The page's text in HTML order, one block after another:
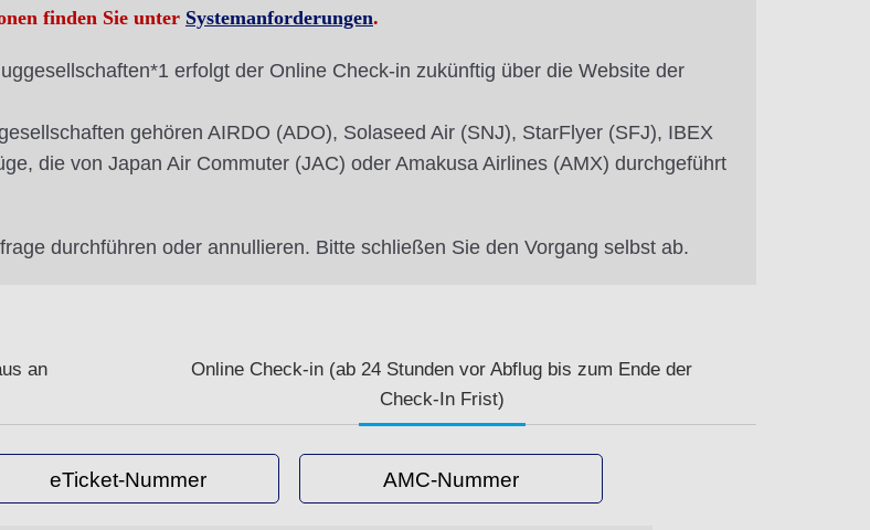
finden Sie unter Systemanforderungen.
erfolgt der Online Check-in zukünftig über die Website der
gehören AIRDO (ADO), Solaseed Air (SNJ), StarFlyer (SFJ), IBEX
die von Japan Air Commuter (JAC) oder Amakusa Airlines (AMX) durchgeführt
durchführen oder annullieren. Bitte schließen Sie den Vorgang selbst ab.
an
Online Check-in (ab 24 Stunden vor Abflug bis zum Ende der
Check-In Frist)
eTicket-Nummer AMC-Nummer